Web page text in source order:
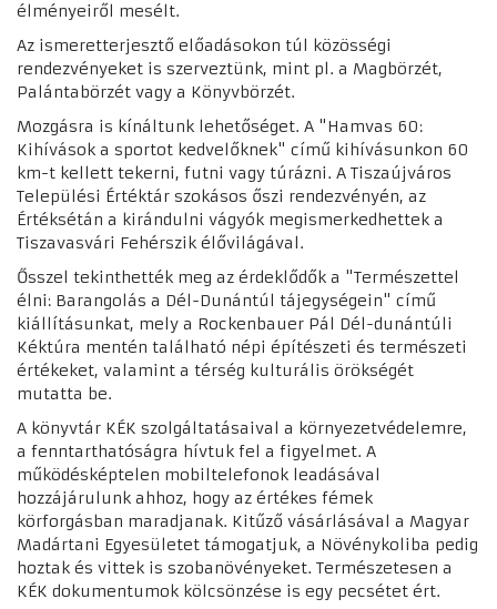
élményeiről mesélt.
Az ismeretterjesztő előadásokon túl közösségi
rendezvényeket is szerveztünk, mint pl. a Magbörzét,
Palántabörzét vagy a Könyvbörzét.
Mozgásra is kínáltunk lehetőséget. A "Hamvas 60:
Kihívások a sportot kedvelőknek" című kihívásunkon 60
km-t kellett tekerni, futni vagy túrázni. A Tiszaújváros
Települési Értéktár szokásos őszi rendezvényén, az
Értéksétán a kirándulni vágyók megismerkedhettek a
Tiszavasvári Fehérszik élővilágával.
Ősszel tekinthették meg az érdeklődők a "Természettel
élni: Barangolás a Dél-Dunántúl tájegységein" című
kiállításunkat, mely a Rockenbauer Pál Dél-dunántúli
Kéktúra mentén található népi építészeti és természeti
értékeket, valamint a térség kulturális örökségét
mutatta be.
A könyvtár KÉK szolgáltatásaival a környezetvédelemre,
a fenntarthatóságra hívtuk fel a figyelmet. A
működésképtelen mobiltelefonok leadásával
hozzájárulunk ahhoz, hogy az értékes fémek
körforgásban maradjanak. Kitűző vásárlásával a Magyar
Madártani Egyesületet támogatjuk, a Növénykoliba pedig
hoztak és vittek is szobanövényeket. Természetesen a
KÉK dokumentumok kölcsönzése is egy pecsétet ért.